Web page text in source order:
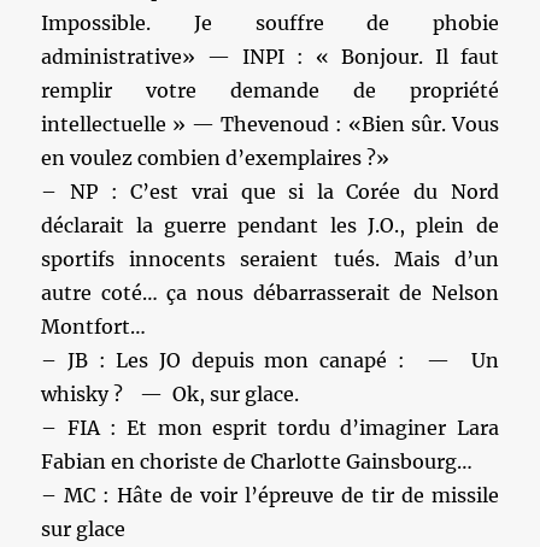
Impossible. Je souffre de phobie
administrative» — INPI : « Bonjour. Il faut
remplir votre demande de propriété
intellectuelle » — Thevenoud : «Bien sûr. Vous
en voulez combien d’exemplaires ?»
– NP : C’est vrai que si la Corée du Nord
déclarait la guerre pendant les J.O., plein de
sportifs innocents seraient tués. Mais d’un
autre coté… ça nous débarrasserait de Nelson
Montfort…
– JB : Les JO depuis mon canapé : — Un
whisky ? — Ok, sur glace.
– FIA : Et mon esprit tordu d’imaginer Lara
Fabian en choriste de Charlotte Gainsbourg…
– MC : Hâte de voir l’épreuve de tir de missile
sur glace